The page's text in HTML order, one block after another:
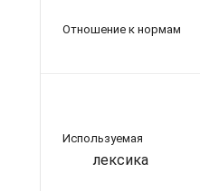
Отношение к нормам
Используемая
лексика